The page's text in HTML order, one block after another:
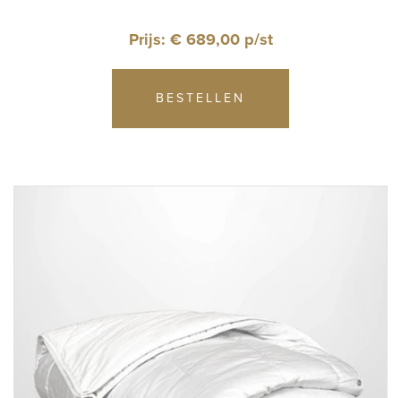
Prijs: € 689,00 p/st
BESTELLEN